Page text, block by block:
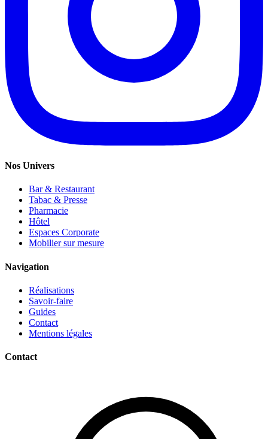
Nos Univers
Bar & Restaurant
Tabac & Presse
Pharmacie
Hôtel
Espaces Corporate
Mobilier sur mesure
Navigation
Réalisations
Savoir-faire
Guides
Contact
Mentions légales
Contact